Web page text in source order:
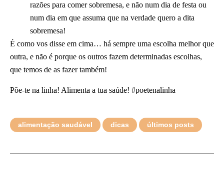
razões para comer sobremesa, e não num dia de festa ou
num dia em que assuma que na verdade quero a dita
sobremesa!
É como vos disse em cima… há sempre uma escolha melhor que
outra, e não é porque os outros fazem determinadas escolhas,
que temos de as fazer também!
Põe-te na linha! Alimenta a tua saúde! #poetenalinha
alimentação saudável dicas últimos posts